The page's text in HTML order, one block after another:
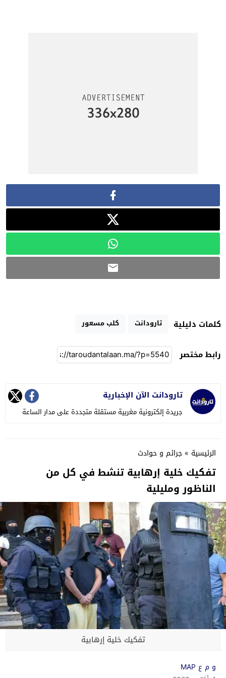
كلمات دليلية تارودانت كلب مسعور
رابط مختصر
تارودانت الآن الإخبارية
جريدة إلكترونية مغربية مستقلة متجددة على مدار الساعة
الرئيسية » جرائم و حوادث
تفكيك خلية إرهابية تنشط في كل من
الناظور ومليلية
تفكيك خلية إرهابية
و م ع MAP